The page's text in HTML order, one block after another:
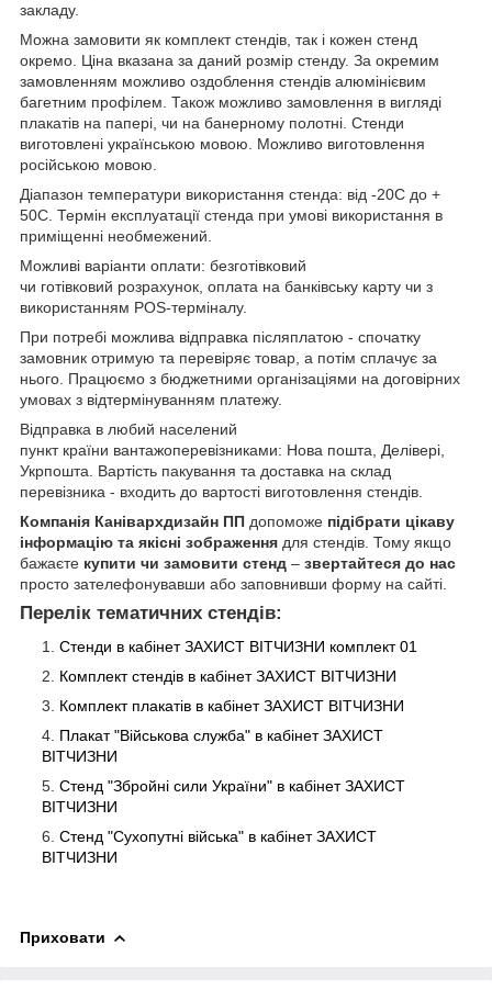
закладу.
Можна замовити як комплект стендів, так і кожен стенд
окремо. Ціна вказана за даний розмір стенду. За окремим
замовленням можливо оздоблення стендів алюмінієвим
багетним профілем. Також можливо замовлення в вигляді
плакатів на папері, чи на банерному полотні. Стенди
виготовлені українською мовою. Можливо виготовлення
російською мовою.
Діапазон температури використання стенда: від -20С до +
50С. Термін експлуатації стенда при умові використання в
приміщенні необмежений.
Можливі варіанти оплати: безготівковий
чи готівковий розрахунок, оплата на банківську карту чи з
використанням POS-терміналу.
При потребі можлива відправка післяплатою - спочатку
замовник отримую та перевіряє товар, а потім сплачує за
нього. Працюємо з бюджетними організаціями на договірних
умовах з відтермінуванням платежу.
Відправка в любий населений
пункт країни вантажоперевізниками: Нова пошта, Делівері,
Укрпошта. Вартість пакування та доставка на склад
перевізника - входить до вартості виготовлення стендів.
Компанія Канівархдизайн ПП допоможе підібрати цікаву
інформацію та якісні зображення для стендів. Тому якщо
бажаєте купити чи замовити стенд – звертайтеся до нас
просто зателефонувавши або заповнивши форму на сайті.
Перелік тематичних стендів:
Стенди в кабінет ЗАХИСТ ВІТЧИЗНИ комплект 01
Комплект стендів в кабінет ЗАХИСТ ВІТЧИЗНИ
Комплект плакатів в кабінет ЗАХИСТ ВІТЧИЗНИ
Плакат "Військова служба" в кабінет ЗАХИСТ
ВІТЧИЗНИ
Стенд "Збройні сили України" в кабінет ЗАХИСТ
ВІТЧИЗНИ
Стенд "Сухопутні війська" в кабінет ЗАХИСТ
ВІТЧИЗНИ
Приховати